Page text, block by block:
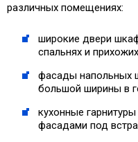
различных помещениях:
широкие двери
спальнях и
фасады напольных
большой ширины в
кухонные
фасадами под